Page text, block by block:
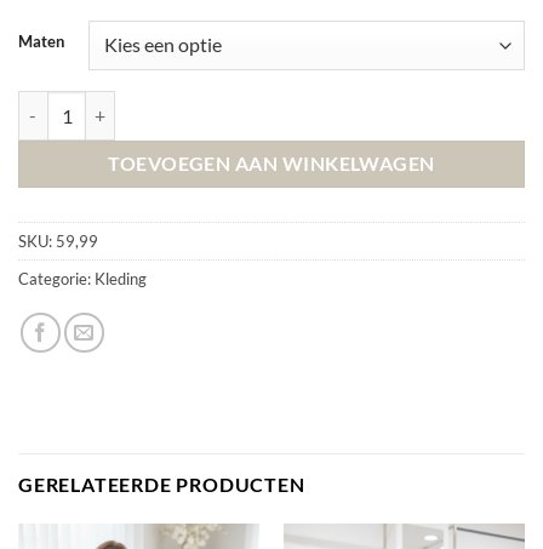
Maten
TOEVOEGEN AAN WINKELWAGEN
SKU: 59,99
Categorie: Kleding
GERELATEERDE PRODUCTEN